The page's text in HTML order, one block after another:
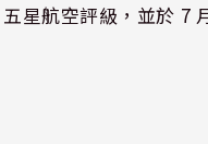
星航空評級，並於 7